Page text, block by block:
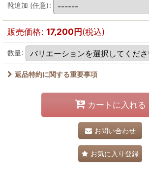
靴追加 (任意):
販売価格: 17,200円(税込)
数量:
返品特約に関する重要事項
カートに入れる
お問い合わせ
お気に入り登録